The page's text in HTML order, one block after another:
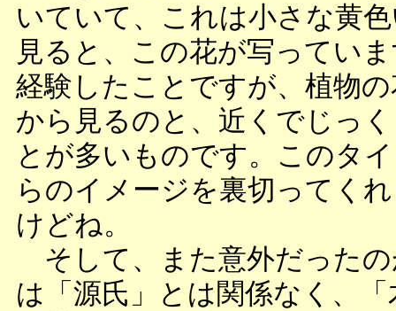
いていて、これは小さな黄
見ると、この花が写ってい
経験したことですが、植物
から見るのと、近くでじっ
とが多いものです。このタ
らのイメージを裏切ってく
けどね。
そして、また意外だった
は「源氏」とは関係なく、